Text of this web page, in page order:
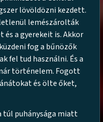
lövöldözni kezdett.
lemészárolták
és a gyerekeit is. Akkor
fog a bűnözők
fel tud használni. És a
történelem. Fogott
és ölte őket,
túl puhánysága miatt